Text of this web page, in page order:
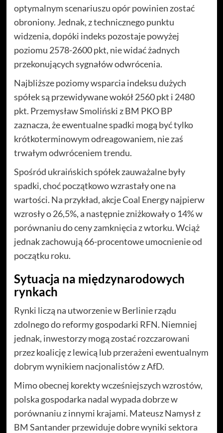
optymalnym scenariuszu opór powinien zostać
obroniony. Jednak, z technicznego punktu
widzenia, dopóki indeks pozostaje powyżej
poziomu 2578-2600 pkt, nie widać żadnych
przekonujących sygnałów odwrócenia.
Najbliższe poziomy wsparcia indeksu dużych
spółek są przewidywane wokół 2560 pkt i 2480
pkt. Przemysław Smoliński z BM PKO BP
zaznacza, że ewentualne spadki mogą być tylko
krótkoterminowym odreagowaniem, nie zaś
trwałym odwróceniem trendu.
Spośród ukraińskich spółek zauważalne były
spadki, choć początkowo wzrastały one na
wartości. Na przykład, akcje Coal Energy najpierw
wzrosły o 26,5%, a następnie zniżkowały o 14% w
porównaniu do ceny zamknięcia z wtorku. Wciąż
jednak zachowują 66-procentowe umocnienie od
początku roku.
Sytuacja na międzynarodowych
rynkach
Rynki liczą na utworzenie w Berlinie rządu
zdolnego do reformy gospodarki RFN. Niemniej
jednak, inwestorzy mogą zostać rozczarowani
przez koalicję z lewicą lub przerażeni ewentualnym
dobrym wynikiem nacjonalistów z AfD.
Mimo obecnej korekty wcześniejszych wzrostów,
polska gospodarka nadal wypada dobrze w
porównaniu z innymi krajami. Mateusz Namysł z
BM Santander przewiduje dobre wyniki sektora